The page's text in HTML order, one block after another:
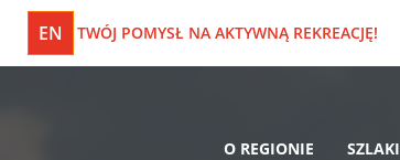
EN TWÓJ POMYSŁ NA AKTYWNĄ REKREACJĘ!
O REGIONIE SZLAKI